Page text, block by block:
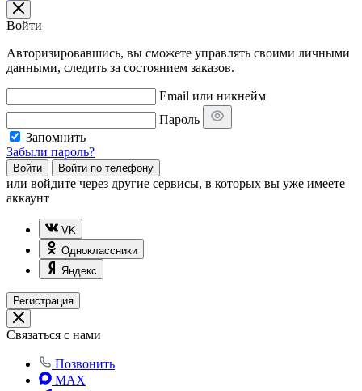
Войти
Авторизировавшись, вы сможете управлять своими личными
данными, следить за состоянием заказов.
Email или никнейм
Пароль
Запомнить
Забыли пароль?
Войти Войти по телефону
или войдите через другие сервисы, в которых вы уже имеете
аккаунт
VK
Одноклассники
Яндекс
Регистрация
Связаться с нами
Позвонить
MAX